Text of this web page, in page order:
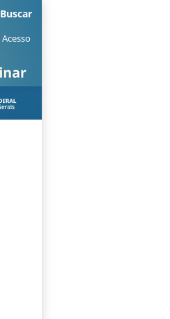
Buscar
Acesso